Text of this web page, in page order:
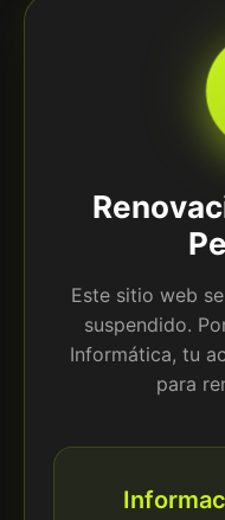
Este sitio web
suspendido.
Informática, tu
para